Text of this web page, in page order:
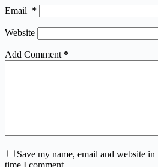
Email *
Website
Add Comment *
Save my name, email and website
time I comment.